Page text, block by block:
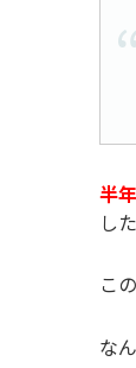
半
し
こ
な